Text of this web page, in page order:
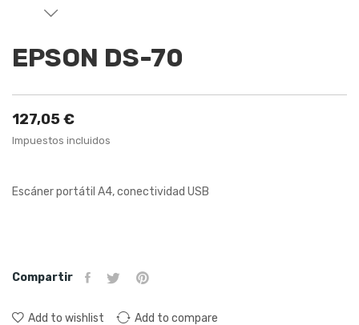
EPSON DS-70
127,05 €
Impuestos incluidos
Escáner portátil A4, conectividad USB
Compartir
Add to wishlist Add to compare